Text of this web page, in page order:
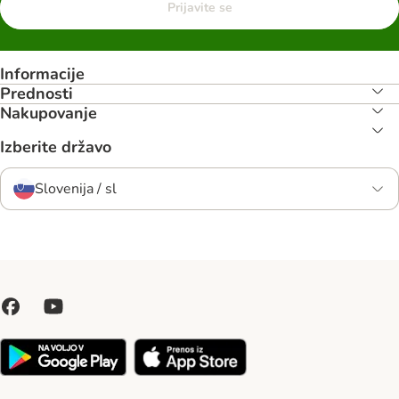
Prijavite se
Informacije
Prednosti
Nakupovanje
Izberite državo
Slovenija / sl